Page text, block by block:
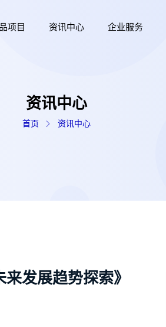
项目 资讯中心 企业服务
资讯中心
首页 资讯中心
发展趋势探索》